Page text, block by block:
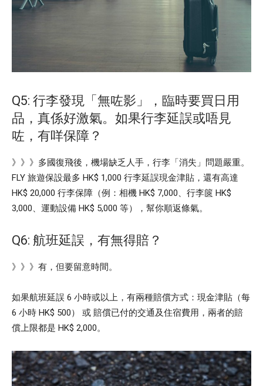
Q5: 行李發現「無咗影」，臨時要買日用
品，真係好激氣。如果行李延誤或唔見
咗，有咩保障？
》》》多國復飛後，機場缺乏人手，行李「消失」問題嚴重。
FLY 旅遊保設最多 HK$ 1,000 行李延誤現金津貼，還有高達
HK$ 20,000 行李保障（例：相機 HK$ 7,000、行李篋 HK$
3,000、運動設備 HK$ 5,000 等），幫你順返條氣。
Q6: 航班延誤，有無得賠？
》》》有，但要留意時間。
如果航班延誤 6 小時或以上，有兩種賠償方式：現金津貼（每
6 小時 HK$ 500） 或 賠償已付的交通及住宿費用，兩者的賠
償上限都是 HK$ 2,000。